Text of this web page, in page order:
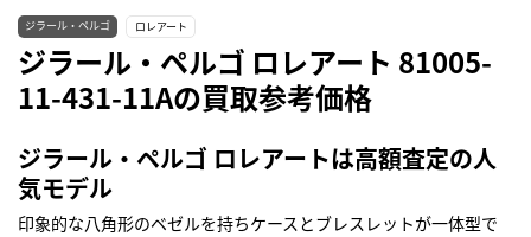
ジラール・ペルゴ ロレアート
ジラール・ペルゴ ロレアート 81005-
11-431-11Aの買取参考価格
ジラール・ペルゴ ロレアートは高額査定の人
気モデル
印象的な八角形のベゼルを持ちケースとブレスレットが一体型で